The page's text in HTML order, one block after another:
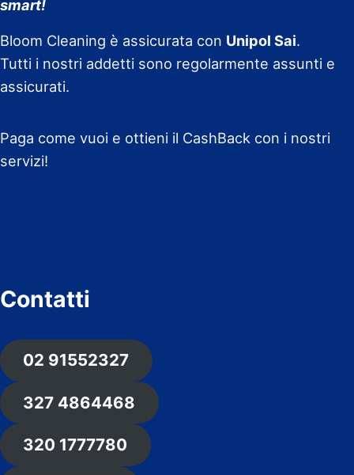
smart!
Bloom Cleaning è assicurata con Unipol Sai.
Tutti i nostri addetti sono regolarmente assunti e
assicurati.
Paga come vuoi e ottieni il CashBack con i nostri
servizi!
Contatti
02 91552327
327 4864468
320 1777780